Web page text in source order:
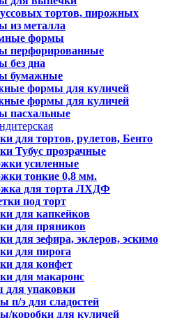
тортов, пирожных
из металла
формы
перфорированные
без дна
бумажные
формы для куличей
формы для куличей
пасхальные
для тортов, рулетов, Бенто
Тубус прозрачные
усиленные
тонкие 0,8 мм.
для торта ЛХДФ
под торт
для капкейков
для пряников
для зефира, эклеров, эскимо
для пирога
для конфет
для макаронс
для упаковки
п/э для сладостей
коробки для куличей